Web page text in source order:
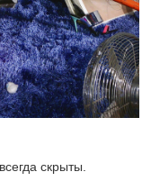
скрыты.